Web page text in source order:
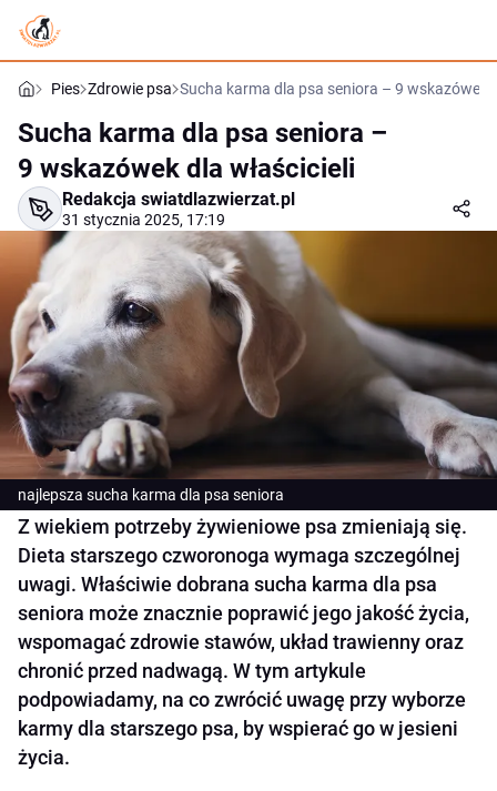
Pies Zdrowie psa Sucha karma dla psa seniora – 9 wskazówek
Sucha karma dla psa seniora –
9 wskazówek dla właścicieli
Redakcja swiatdlazwierzat.pl
31 stycznia 2025, 17:19
najlepsza sucha karma dla psa seniora
Z wiekiem potrzeby żywieniowe psa zmieniają się.
Dieta starszego czworonoga wymaga szczególnej
uwagi. Właściwie dobrana sucha karma dla psa
seniora może znacznie poprawić jego jakość życia,
wspomagać zdrowie stawów, układ trawienny oraz
chronić przed nadwagą. W tym artykule
podpowiadamy, na co zwrócić uwagę przy wyborze
karmy dla starszego psa, by wspierać go w jesieni
życia.